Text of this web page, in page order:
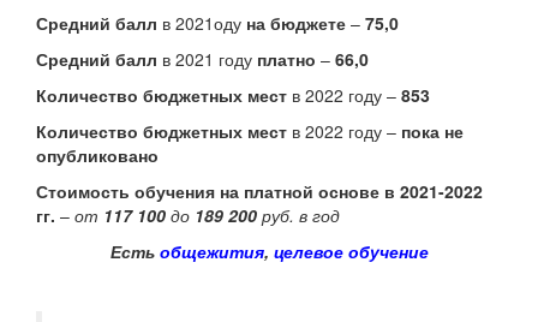
Средний балл в 2021оду на бюджете – 75,0
Средний балл в 2021 году платно – 66,0
Количество бюджетных мест в 2022 году – 853
Количество бюджетных мест в 2022 году – пока не
опубликовано
Стоимость обучения на платной основе в 2021-2022
гг. – от 117 100 до 189 200 руб. в год
Есть общежития, целевое обучение